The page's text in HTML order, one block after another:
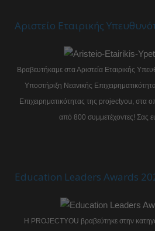
Αριστείο Εταιρικής
Βραβευτήκαμε στα Αριστεία Εταιρικής
Υποστήριξη Νεανικής
Επιχειρηματικότητας της projectyou, στα
από 800 συμμετέχοντες! Σας
Education Leaders Awards
Η PROJECTYOU βραβεύτηκε στην